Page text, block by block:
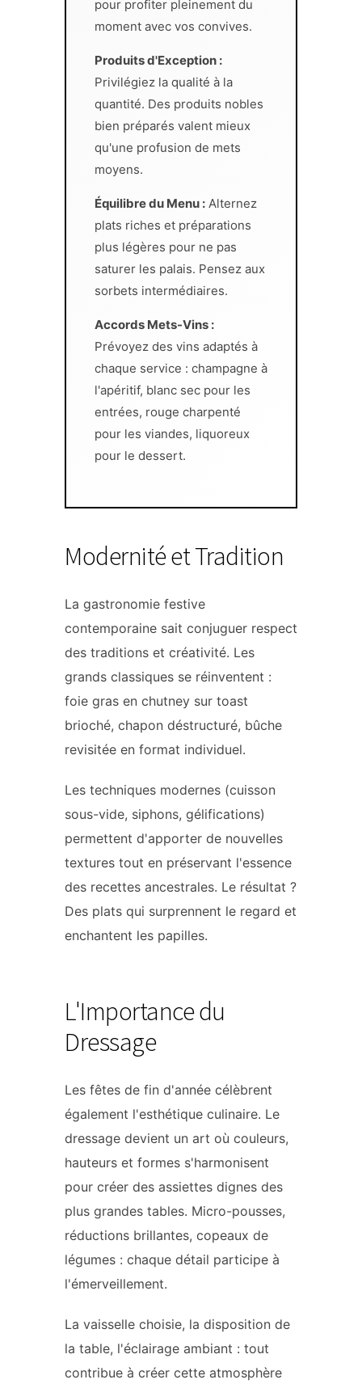
pour profiter pleinement du
moment avec vos convives.
Produits d'Exception :
Privilégiez la qualité à la
quantité. Des produits nobles
bien préparés valent mieux
qu'une profusion de mets
moyens.
Équilibre du Menu : Alternez
plats riches et préparations
plus légères pour ne pas
saturer les palais. Pensez aux
sorbets intermédiaires.
Accords Mets-Vins :
Prévoyez des vins adaptés à
chaque service : champagne à
l'apéritif, blanc sec pour les
entrées, rouge charpenté
pour les viandes, liquoreux
pour le dessert.
Modernité et Tradition
La gastronomie festive
contemporaine sait conjuguer respect
des traditions et créativité. Les
grands classiques se réinventent :
foie gras en chutney sur toast
brioché, chapon déstructuré, bûche
revisitée en format individuel.
Les techniques modernes (cuisson
sous-vide, siphons, gélifications)
permettent d'apporter de nouvelles
textures tout en préservant l'essence
des recettes ancestrales. Le résultat ?
Des plats qui surprennent le regard et
enchantent les papilles.
L'Importance du
Dressage
Les fêtes de fin d'année célèbrent
également l'esthétique culinaire. Le
dressage devient un art où couleurs,
hauteurs et formes s'harmonisent
pour créer des assiettes dignes des
plus grandes tables. Micro-pousses,
réductions brillantes, copeaux de
légumes : chaque détail participe à
l'émerveillement.
La vaisselle choisie, la disposition de
la table, l'éclairage ambiant : tout
contribue à créer cette atmosphère